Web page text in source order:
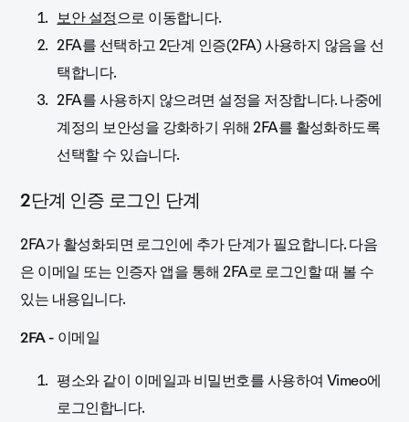
보안 설정으로 이동합니다.
2FA를 선택하고 2단계 인증(2FA) 사용하지 않음을 선
택합니다.
2FA를 사용하지 않으려면 설정을 저장합니다. 나중에
계정의 보안성을 강화하기 위해 2FA를 활성화하도록
선택할 수 있습니다.
2단계 인증 로그인 단계
2FA가 활성화되면 로그인에 추가 단계가 필요합니다. 다음
은 이메일 또는 인증자 앱을 통해 2FA로 로그인할 때 볼 수
있는 내용입니다.
2FA - 이메일
평소와 같이 이메일과 비밀번호를 사용하여 Vimeo에
로그인합니다.